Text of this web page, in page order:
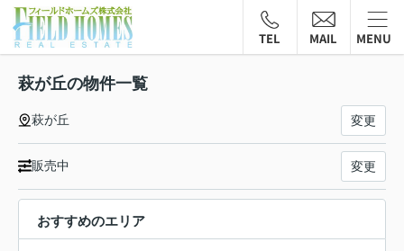
TEL MAIL MENU
萩が丘の物件一覧
萩が丘 変更
販売中 変更
おすすめのエリア